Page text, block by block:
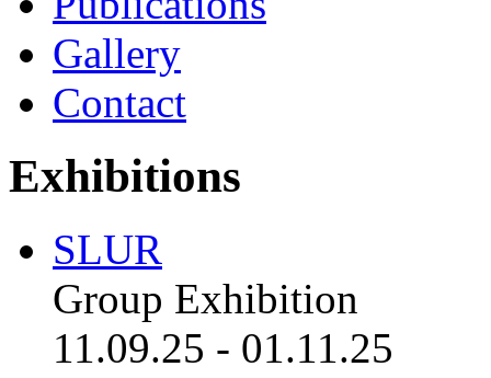
Gallery
Contact
Exhibitions
SLUR
Group Exhibition
11.09.25 - 01.11.25